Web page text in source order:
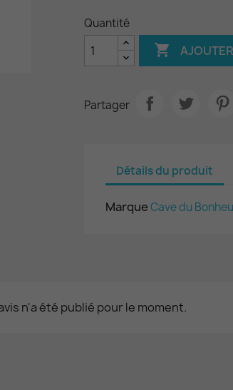
Quantité

Partager
Détails du produit
MarqueCave du
n'a été publié pour le moment.